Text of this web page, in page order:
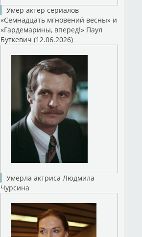
Умер актер сериалов
«Семнадцать мгновений весны» и
«Гардемарины, вперед!» Паул
Буткевич (12.06.2026)
Умерла актриса Людмила
Чурсина